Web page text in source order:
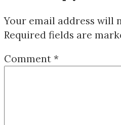
Your email address will
Required fields are
Comment *